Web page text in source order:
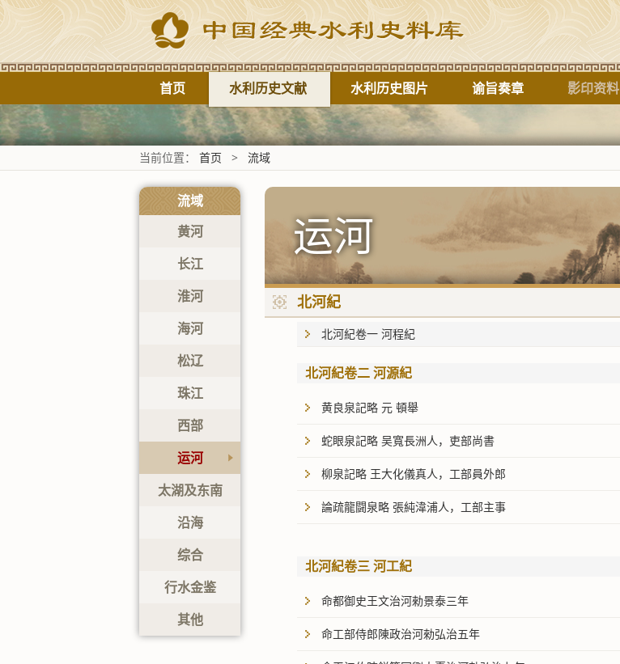
首页 水利历史文献 水利历史图片 谕旨奏章 影印资料
当前位置： 首页 > 流域
流域
黄河
长江
淮河
海河
松辽
珠江
西部
运河
太湖及东南
沿海
综合
行水金鉴
其他
运河
北河紀
北河紀卷一 河程紀
北河紀卷二 河源紀
黄良泉記略 元 頓舉
蛇眼泉記略 吴寬長洲人，吏部尚書
柳泉記略 王大化儀真人，工部員外郎
論疏龍闘泉略 張純湋浦人，工部主事
北河紀卷三 河工紀
命都御史王文治河勑景泰三年
命工部侍郎陳政治河勑弘治五年